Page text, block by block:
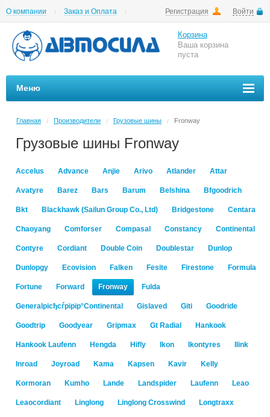
Регистрация Войти
О компании
Заказ и Оплата
Корзина
Ваша корзина
пуста
Меню
Главная / Производители / Грузовые шины / Fronway
Грузовые шины Fronway
Accelus Advance Anjie Arivo Atlander Attar
Avatyre Barez Bars Barum Belshina Bfgoodrich
Bkt Blackhawk (Sailun Group Co., Ltd) Bridgestone Centara
Chaoyang Comforser Compasal Constancy Continental
Contyre Cordiant Double Coin Doublestar Dunlop
Dunlopgy Ecovision Falken Fesite Firestone Formula
Fortune Forward Fronway Fulda
Generalрісђсѓрїрїр°Continental Gislaved Giti Goodride
Goodtrip Goodyear Gripmax Gt Radial Hankook
Hankook Laufenn Hengda Hifly Ikon Ikontyres Ilink
Inroad Joyroad Kama Kapsen Kavir Kelly
Kormoran Kumho Lande Landspider Laufenn Leao
Leaocordiant Linglong Linglong Crosswind Longtraxx